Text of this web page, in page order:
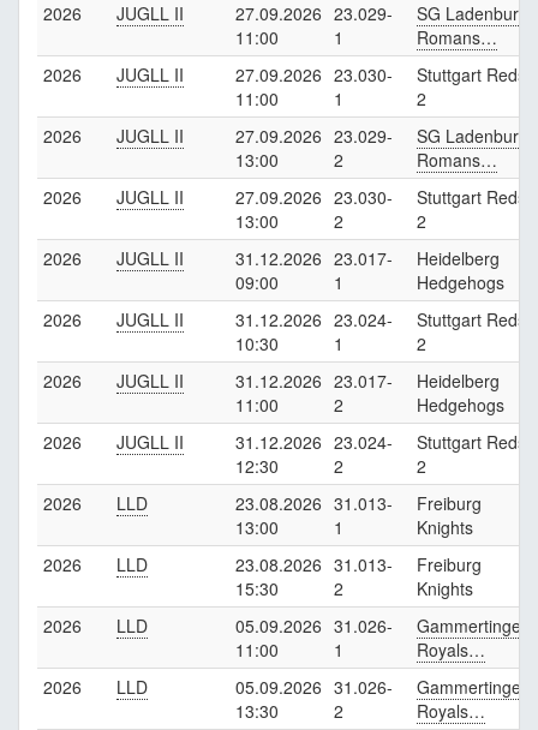
2026
JUGLL II
27.09.2026
11:00
23.029-
1
SG Ladenburg
Romans…
2026
JUGLL II
27.09.2026
11:00
23.030-
1
Stuttgart Reds
2
2026
JUGLL II
27.09.2026
13:00
23.029-
2
SG Ladenburg
Romans…
2026
JUGLL II
27.09.2026
13:00
23.030-
2
Stuttgart Reds
2
2026
JUGLL II
31.12.2026
09:00
23.017-
1
Heidelberg
Hedgehogs
2026
JUGLL II
31.12.2026
10:30
23.024-
1
Stuttgart Reds
2
2026
JUGLL II
31.12.2026
11:00
23.017-
2
Heidelberg
Hedgehogs
2026
JUGLL II
31.12.2026
12:30
23.024-
2
Stuttgart Reds
2
2026
LLD
23.08.2026
13:00
31.013-
1
Freiburg
Knights
2026
LLD
23.08.2026
15:30
31.013-
2
Freiburg
Knights
2026
LLD
05.09.2026
11:00
31.026-
1
Gammertingen
Royals…
2026
LLD
05.09.2026
13:30
31.026-
2
Gammertingen
Royals…